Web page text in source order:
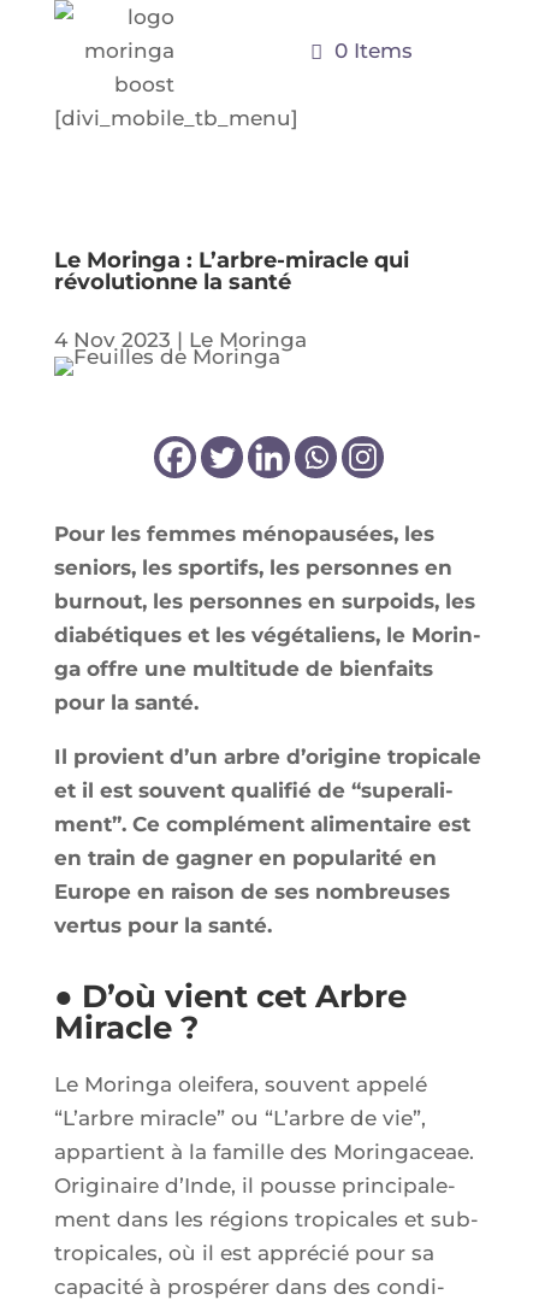
0 Items
[divi_mobile_tb_menu]
Le Moringa : L’arbre-miracle qui
révolutionne la santé
4 Nov 2023 | Le Moringa
Pour les femmes méno­pau­sées, les
seniors, les spor­tifs, les per­sonnes en
bur­nout, les per­sonnes en sur­poids, les
dia­bé­tiques et les végé­ta­liens, le Morin­
ga offre une mul­ti­tude de bien­faits
pour la santé.
Il pro­vient d’un arbre d’o­ri­gine tro­pi­cale
et il est sou­vent qua­li­fié de “super­a­li­
ment”. Ce com­plé­ment ali­men­taire est
en train de gagner en popu­la­ri­té en
Europe en rai­son de ses nom­breuses
ver­tus pour la santé.
● D’où vient cet Arbre
Miracle ?
Le Morin­ga olei­fe­ra, sou­vent appe­lé
“L’arbre miracle” ou “L’arbre de vie”,
appar­tient à la famille des Morin­ga­ceae.
Ori­gi­naire d’Inde, il pousse prin­ci­pa­le­
ment dans les régions tro­pi­cales et sub­
tro­pi­cales, où il est appré­cié pour sa
capa­ci­té à pros­pé­rer dans des condi­